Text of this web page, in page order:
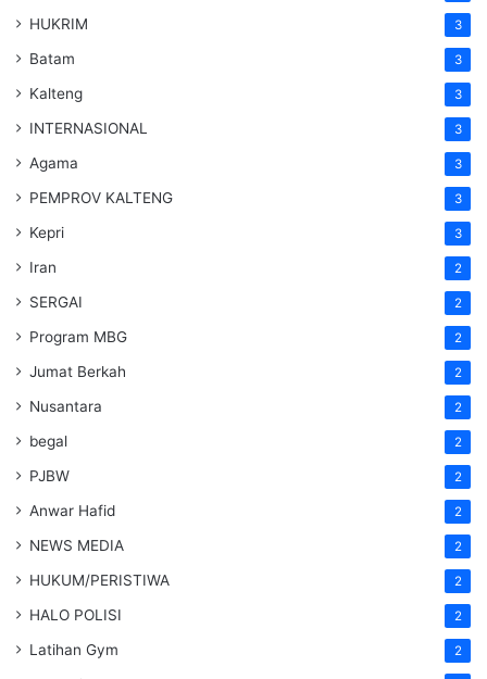
HUKRIM 3
Batam 3
Kalteng 3
INTERNASIONAL 3
Agama 3
PEMPROV KALTENG 3
Kepri 3
Iran 2
SERGAI 2
Program MBG 2
Jumat Berkah 2
Nusantara 2
begal 2
PJBW 2
Anwar Hafid 2
NEWS MEDIA 2
HUKUM/PERISTIWA 2
HALO POLISI 2
Latihan Gym 2